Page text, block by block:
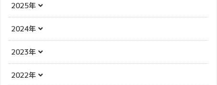
2025年
2024年
2023年
2022年